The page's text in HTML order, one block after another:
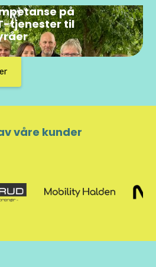
på
tjenester til
våre kunder